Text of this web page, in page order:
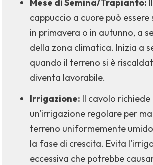
cappuccio a cuore può essere
in primavera o in autunno, a
della zona climatica. Inizia a
quando il terreno si è
diventa lavorabile.
Irrigazione: Il cavolo richiede
un'irrigazione regolare per
terreno uniformemente
la fase di crescita. Evita
eccessiva che potrebbe